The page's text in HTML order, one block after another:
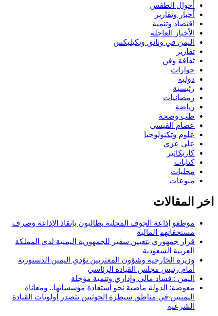
أحوال الطقس
أخبار وتقارير
اقتصاد وتنمية
الأخبار العاجلة
اليمن في وثائق ويكيليكس
تقارير
ثقافة وفن
حوارات
دولية
رئيسية
رمضانيات
رياضة
طب وصحة
عصام القيسي
علوم وتكنولوجيا
علي عزي
كاريكاتير
كتابات
محليات
منوعات
اخر المقالات
موظفو إذاعة الجوف المحلية يطالبون بإنقاذ الإذاعة وصرف
مستحقاتهم المالية
قرار جمهوري بتعيين سفير للجمهورية اليمنية لدى المملكة
العربية السعودية
وزيرة الخارجية وشؤون المغتربين تؤدي اليمين الدستورية
أمام رئيس مجلس القيادة الرئاسي
اليمن : فساد مالي وإداري وتنمية مؤجلة
معوضة: الدولة ماضية نحو استعادة مؤسساتها.. ومعاناة
اليمنيين في مناطق سيطرة الحوثيين تتصدر أولويات القيادة
الشرعية